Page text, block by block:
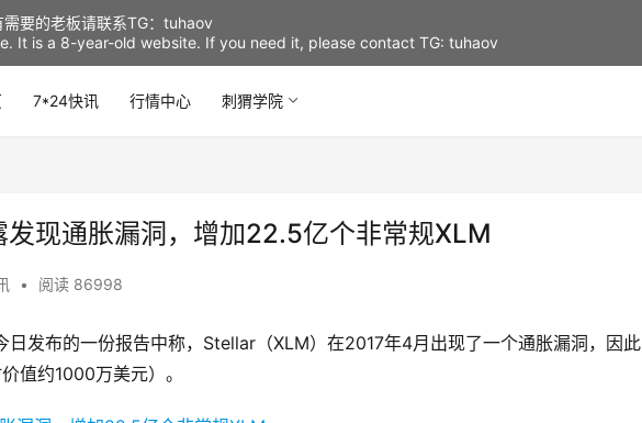
7*24快讯 行情中心 刺猬学院
现通胀漏洞，增加22.5亿个非常规XLM
• 阅读 86998
日发布的一份报告中称，Stellar（XLM）在2017年4月出现了一个通胀漏洞，因
值约1000万美元）。
要的老板请联系TG：tuhaov
It is a 8-year-old website. If you need it, please contact TG: tuhaov